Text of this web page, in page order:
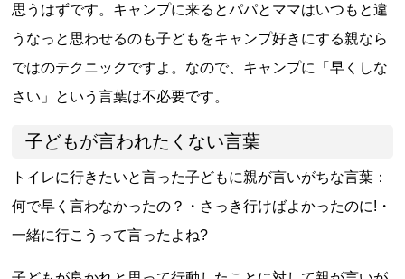
思うはずです。キャンプに来るとパパとママはいつもと違
うなっと思わせるのも子どもをキャンプ好きにする親なら
ではのテクニックですよ。なので、キャンプに「早くしな
さい」という言葉は不必要です。
子どもが言われたくない言葉
トイレに行きたいと言った子どもに親が言いがちな言葉：
何で早く言わなかったの？・さっき行けばよかったのに!・
一緒に行こうって言ったよね?